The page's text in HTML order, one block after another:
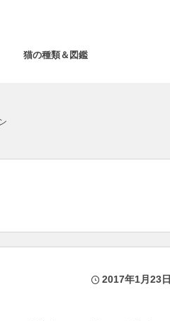
猫の種類＆図鑑
2017年1月23日